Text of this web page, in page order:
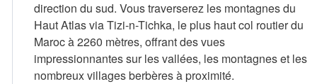
direction du sud. Vous traverserez les montagnes du
Haut Atlas via Tizi-n-Tichka, le plus haut col routier du
Maroc à 2260 mètres, offrant des vues
impressionnantes sur les vallées, les montagnes et les
nombreux villages berbères à proximité.